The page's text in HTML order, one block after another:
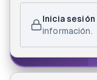
Johny Navas
Inicia sesión
información.